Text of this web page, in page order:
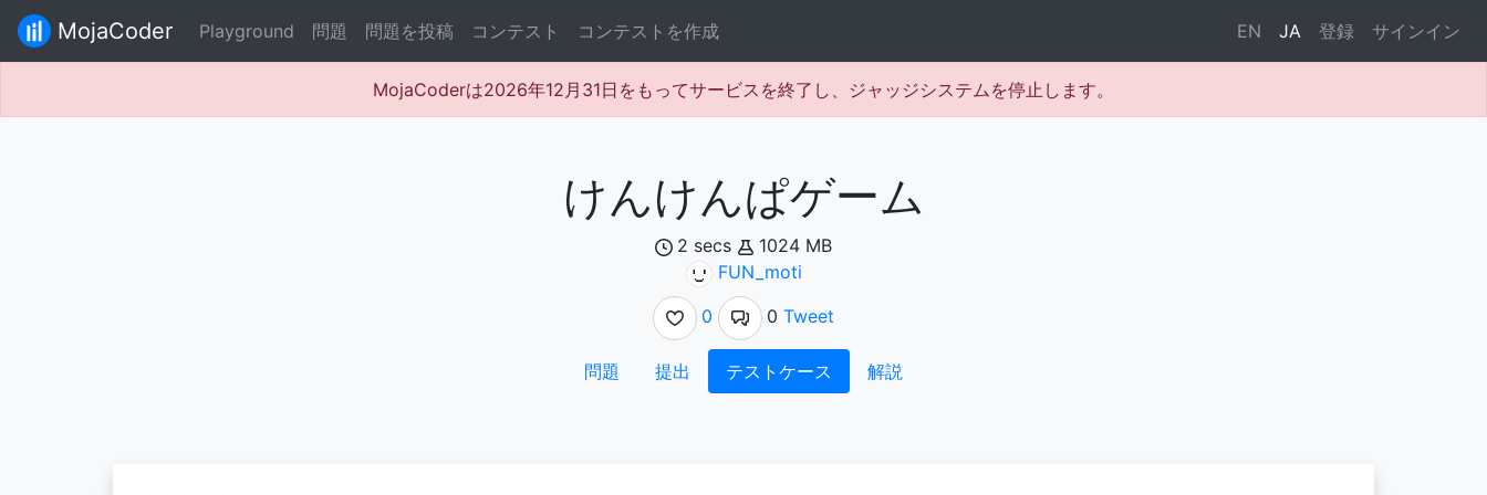
MojaCoder Playground 問題 問題を投稿 コンテスト コンテストを作成 EN JA 登録 サインイン
MojaCoderは2026年12月31日をもってサービスを終了し、ジャッジシステムを停止します。
けんけんぱゲーム
2 secs
1024 MB
FUN_moti
0
0 Tweet
問題 提出 テストケース 解説